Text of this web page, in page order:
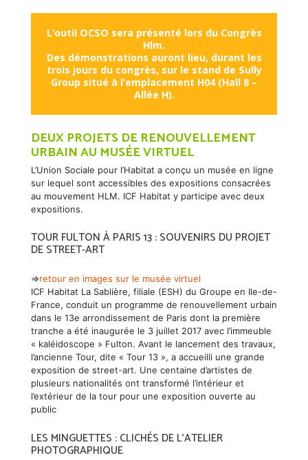
L’outil OCSO sera présenté lors du Congrès
Hlm.
Des démonstrations auront lieu, durant les
trois jours du congrès, sur le stand de Sully
Group situé à l’emplacement H04 (Hall 8 –
Allée H).
DEUX PROJETS DE RENOUVELLEMENT
URBAIN AU MUSÉE VIRTUEL
L’Union Sociale pour l’Habitat a conçu un musée en ligne
sur lequel sont accessibles des expositions consacrées
au mouvement HLM. ICF Habitat y participe avec deux
expositions.
TOUR FULTON À PARIS 13 : SOUVENIRS DU PROJET
DE STREET-ART
⇒retour en images sur le musée virtuel
ICF Habitat La Sablière, filiale (ESH) du Groupe en Ile-de-
France, conduit un programme de renouvellement urbain
dans le 13e arrondissement de Paris dont la première
tranche a été inaugurée le 3 juillet 2017 avec l’immeuble
« kaléidoscope » Fulton. Avant le lancement des travaux,
l’ancienne Tour, dite « Tour 13 », a accueilli une grande
exposition de street-art. Une centaine d’artistes de
plusieurs nationalités ont transformé l’intérieur et
l’extérieur de la tour pour une exposition ouverte au
public
LES MINGUETTES : CLICHÉS DE L’ATELIER
PHOTOGRAPHIQUE